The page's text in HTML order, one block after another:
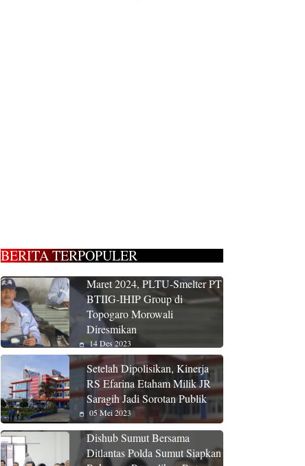
BERITA TERPOPULER
Maret 2024, PLTU-Smelter PT
BTIIG-IHIP Group di
Topogaro Morowali
Diresmikan
14 Des 2023
Setelah Dipolisikan, Kinerja
RS Efarina Etaham Milik JR
Saragih Jadi Sorotan Publik
05 Mei 2023
Dishub Sumut Bersama
Ditlantas Polda Sumut Siapkan